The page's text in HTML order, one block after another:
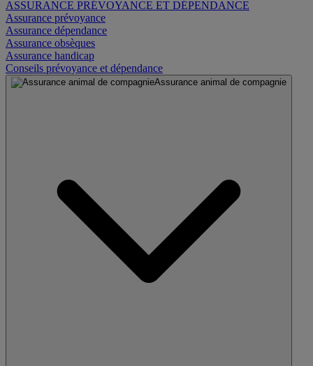
ASSURANCE PRÉVOYANCE ET DÉPENDANCE
Assurance prévoyance
Assurance dépendance
Assurance obsèques
Assurance handicap
Conseils prévoyance et dépendance
Assurance animal de compagnie